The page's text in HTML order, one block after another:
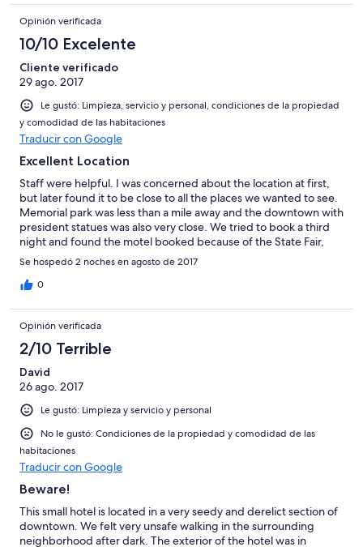
Opinión verificada
10/10 Excelente
Cliente verificado
29 ago. 2017
Le gustó: Limpieza, servicio y personal, condiciones de la propiedad
y comodidad de las habitaciones
Traducir con Google
Excellent Location
Staff were helpful. I was concerned about the location at first,
but later found it to be close to all the places we wanted to see.
Memorial park was less than a mile away and the downtown with
president statues was also very close. We tried to book a third
night and found the motel booked because of the State Fair,
this was also nearby.
Se hospedó 2 noches en agosto de 2017
0
Opinión verificada
2/10 Terrible
David
26 ago. 2017
Le gustó: Limpieza y servicio y personal
No le gustó: Condiciones de la propiedad y comodidad de las
habitaciones
Traducir con Google
Beware!
This small hotel is located in a very seedy and derelict section of
downtown. We felt very unsafe walking in the surrounding
neighborhood after dark. The exterior of the hotel was in